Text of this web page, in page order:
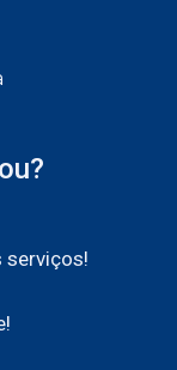
serviços!